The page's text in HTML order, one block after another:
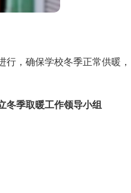
，确保学校冬季正常供暖，
季取暖工作领导小组